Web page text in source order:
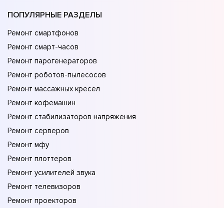
ПОПУЛЯРНЫЕ РАЗДЕЛЫ
Ремонт смартфонов
Ремонт смарт-часов
Ремонт парогенераторов
Ремонт роботов-пылесосов
Ремонт массажных кресел
Ремонт кофемашин
Ремонт стабилизаторов напряжения
Ремонт серверов
Ремонт мфу
Ремонт плоттеров
Ремонт усилителей звука
Ремонт телевизоров
Ремонт проекторов